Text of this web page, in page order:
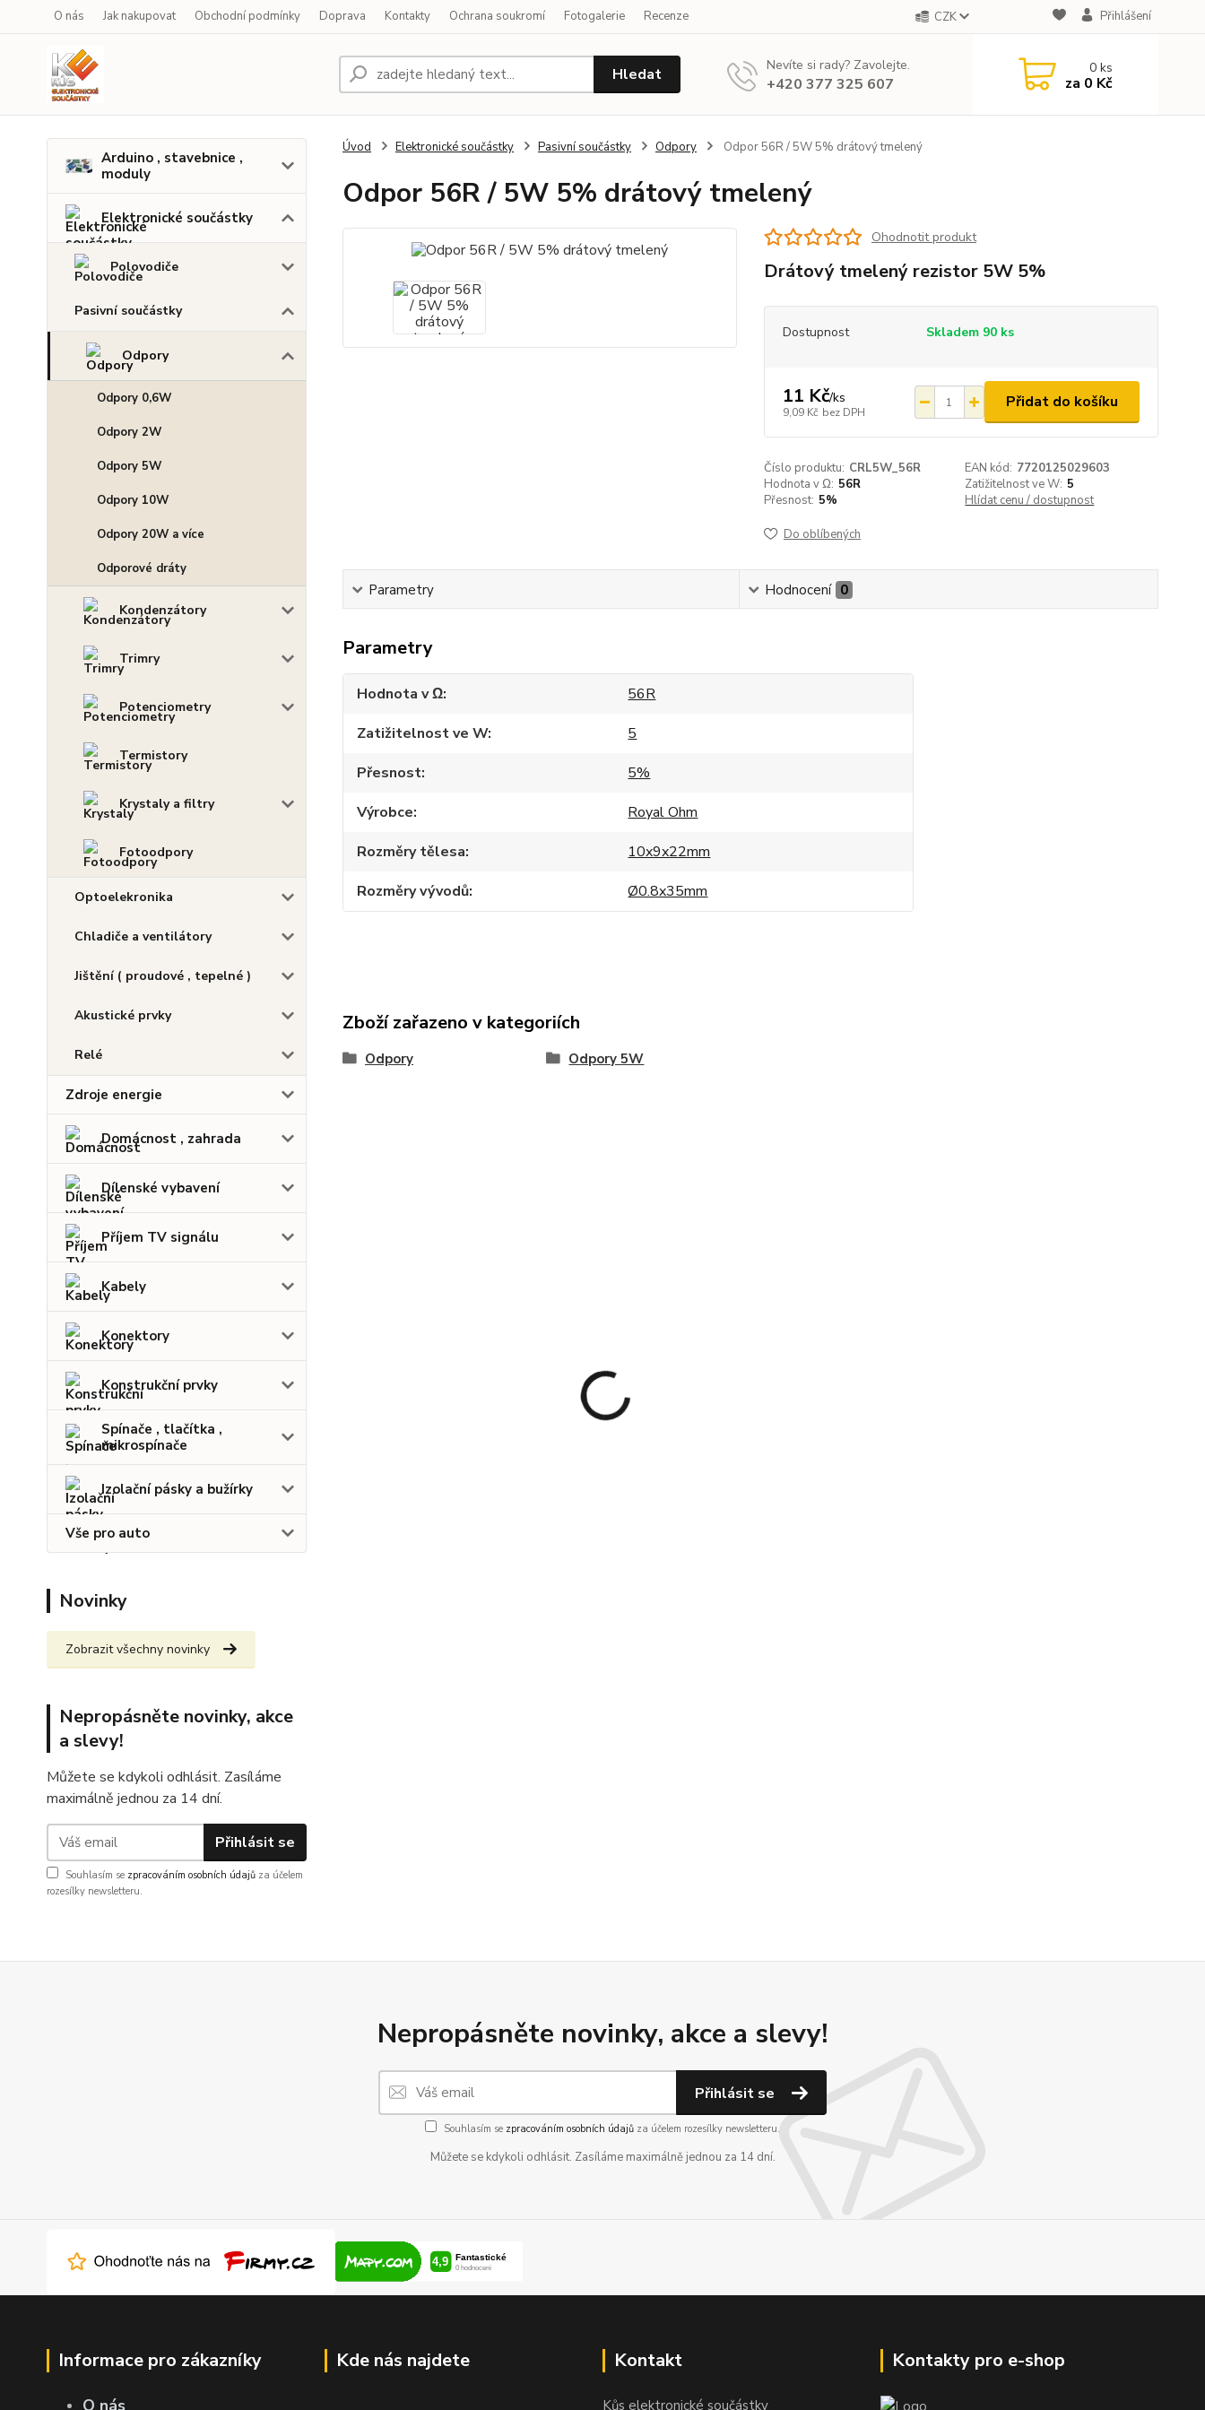
O nás Jak nakupovat Obchodní podmínky Doprava Kontakty Ochrana soukromí Fotogalerie Recenze CZK Přihlášení
Hledat Nevíte si rady? Zavolejte.
+420 377 325 607
0ks
za 0 Kč
Arduino , stavebnice ,
moduly
Elektronické součástky
Polovodiče
Pasivní součástky
Odpory
Odpory 0,6W
Odpory 2W
Odpory 5W
Odpory 10W
Odpory 20W a více
Odporové dráty
Kondenzátory
Trimry
Potenciometry
Termistory
Krystaly a filtry
Fotoodpory
Optoelekronika
Chladiče a ventilátory
Jištění ( proudové , tepelné )
Akustické prvky
Relé
Zdroje energie
Domácnost , zahrada
Dílenské vybavení
Příjem TV signálu
Kabely
Konektory
Konstrukční prvky
Spínače , tlačítka ,
mikrospínače
Izolační pásky a bužírky
Vše pro auto
Novinky
Zobrazit všechny novinky
Nepropásněte novinky, akce
a slevy!
Můžete se kdykoli odhlásit. Zasíláme
maximálně jednou za 14 dní.
Přihlásit se
Souhlasím se zpracováním osobních údajů za účelem
rozesílky newsletteru.
Úvod Elektronické součástky Pasivní součástky Odpory Odpor 56R / 5W 5% drátový tmelený
Odpor 56R / 5W 5% drátový tmelený
Ohodnotit produkt
Drátový tmelený rezistor 5W 5%
Dostupnost Skladem 90 ks
11 Kč/ks
9,09 Kč bez DPH
Přidat do košíku
Číslo produktu: CRL5W_56R EAN kód: 7720125029603
Hodnota v Ω: 56R Zatižitelnost ve W: 5
Přesnost: 5% Hlídat cenu / dostupnost
Do oblíbených
Parametry Hodnocení 0
Parametry
Hodnota v Ω
56R
Zatižitelnost ve W
5
Přesnost
5%
Výrobce
Royal Ohm
Rozměry tělesa
10x9x22mm
Rozměry vývodů
Ø0.8x35mm
Zboží zařazeno v kategoriích
Odpory Odpory 5W
Nepropásněte novinky, akce a slevy!
Přihlásit se
Souhlasím se zpracováním osobních údajů za účelem rozesílky newsletteru.
Můžete se kdykoli odhlásit. Zasíláme maximálně jednou za 14 dní.
Informace pro zákazníky
O nás
Kde nás najdete Kontakt
Kůs elektronické součástky
Kontakty pro e-shop